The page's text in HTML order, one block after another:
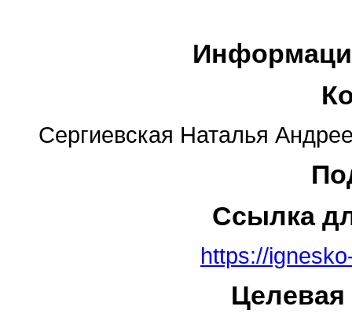
Сергиевская Наталья
Ссылка
https://